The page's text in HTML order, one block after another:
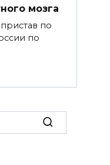
мозга
по
по